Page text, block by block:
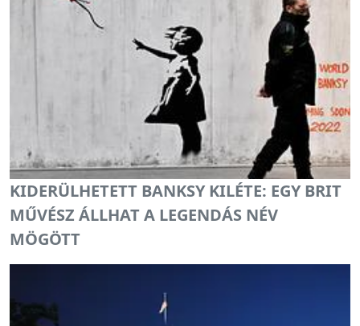
KIDERÜLHETETT BANKSY KILÉTE: EGY BRIT
MŰVÉSZ ÁLLHAT A LEGENDÁS NÉV
MÖGÖTT